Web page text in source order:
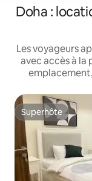
Doha :
Les voyageurs
avec accès à la
Superhôte
Superhôte